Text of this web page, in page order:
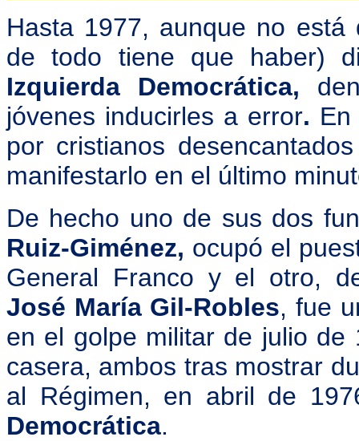
Hasta 1977, aunque no está
de todo tiene que haber)
Izquierda Democrática,
jóvenes inducirles a error. En
por cristianos
manifestarlo en el último
De hecho uno de sus dos
Ruiz-Giménez, ocupó el
General Franco y el otro,
José María Gil-Robles, fue
en el golpe militar de julio de
casera, ambos tras mostrar
al Régimen, en abril de
Democrática.